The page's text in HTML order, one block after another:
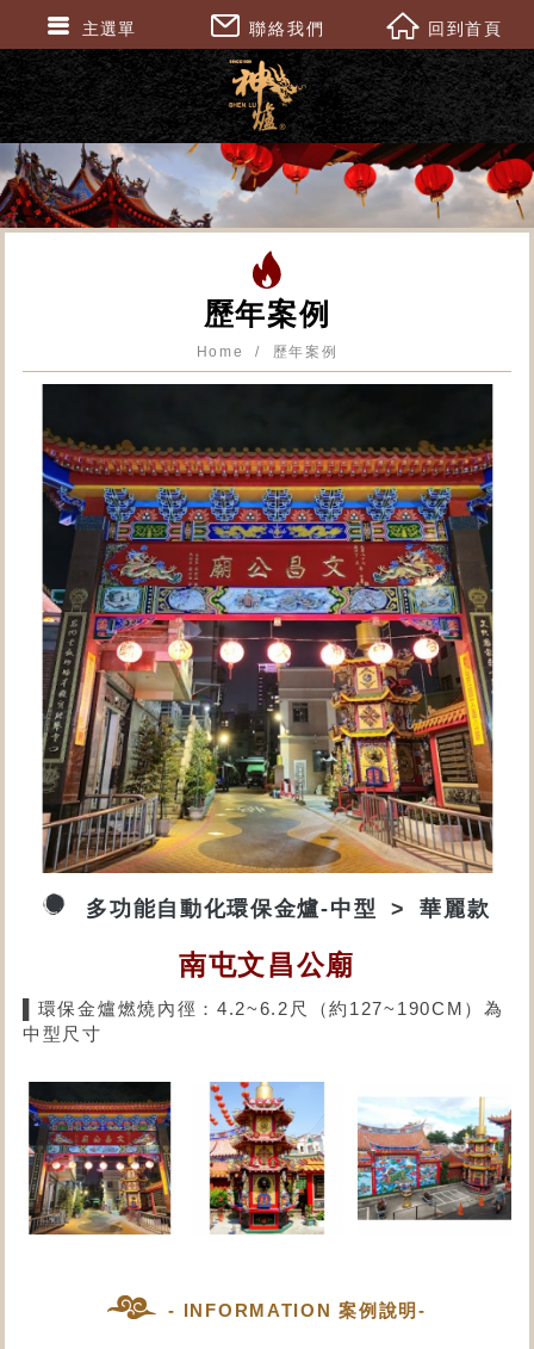
歷年案例
Home 歷年案例
多功能自動化環保金爐-中型 華麗款
南屯文昌公廟
▌環保金爐燃燒內徑：4.2~6.2尺（約127~190CM）為
中型尺寸
- INFORMATION 案例說明-
主選單 聯絡我們 回到首頁